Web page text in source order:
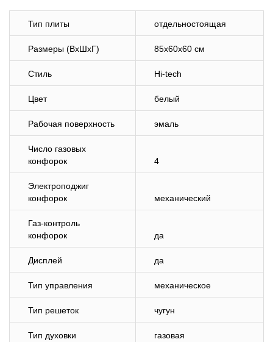
Тип плиты отдельностоящая
Размеры (ВхШхГ) 85х60х60 см
Стиль Hi-tech
Цвет белый
Рабочая поверхность эмаль
Число газовых
конфорок
4
Электроподжиг
конфорок
механический
Газ-контроль
конфорок
да
Дисплей да
Тип управления механическое
Тип решеток чугун
Тип духовки газовая